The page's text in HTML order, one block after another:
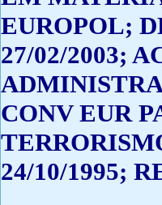
EUROPOL;
27/02/2003;
CONV EUR
24/10/1995;